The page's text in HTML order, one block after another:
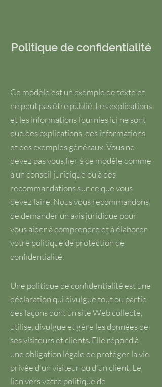
Politique de confidentialité
Ce modèle est un exemple de texte et
ne peut pas être publié. Les explications
et les informations fournies ici ne sont
que des explications, des informations
et des exemples généraux. Vous ne
devez pas vous fier à ce modèle comme
à un conseil juridique ou à des
recommandations sur ce que vous
devez faire. Nous vous recommandons
de demander un avis juridique pour
vous aider à comprendre et à élaborer
votre politique de protection de
confidentialité.
Une politique de confidentialité est une
déclaration qui divulgue tout ou partie
des façons dont un site Web collecte,
utilise, divulgue et gère les données de
ses visiteurs et clients. Elle répond à
une obligation légale de protéger la vie
privée d'un visiteur ou d'un client. Le
lien vers votre politique de